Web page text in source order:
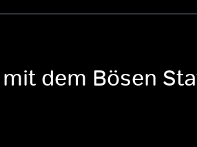
dem Bösen